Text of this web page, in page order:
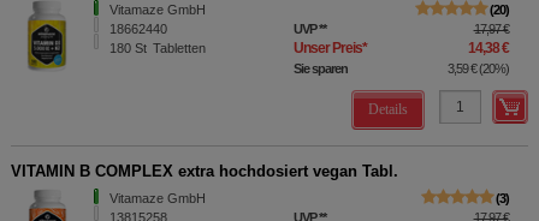
Vitamaze GmbH
18662440
180 St Tabletten
20
UVP** 17,97 €
Unser Preis* 14,38 €
Sie sparen 3,59 €(20%)
Details
VITAMIN B COMPLEX extra hochdosiert vegan Tabl.
Vitamaze GmbH
13815258
3
UVP** 17,97 €